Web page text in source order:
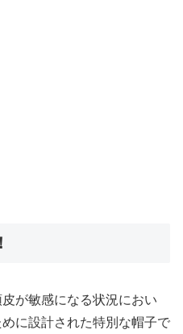
が敏感になる状況におい
に設計された特別な帽子で